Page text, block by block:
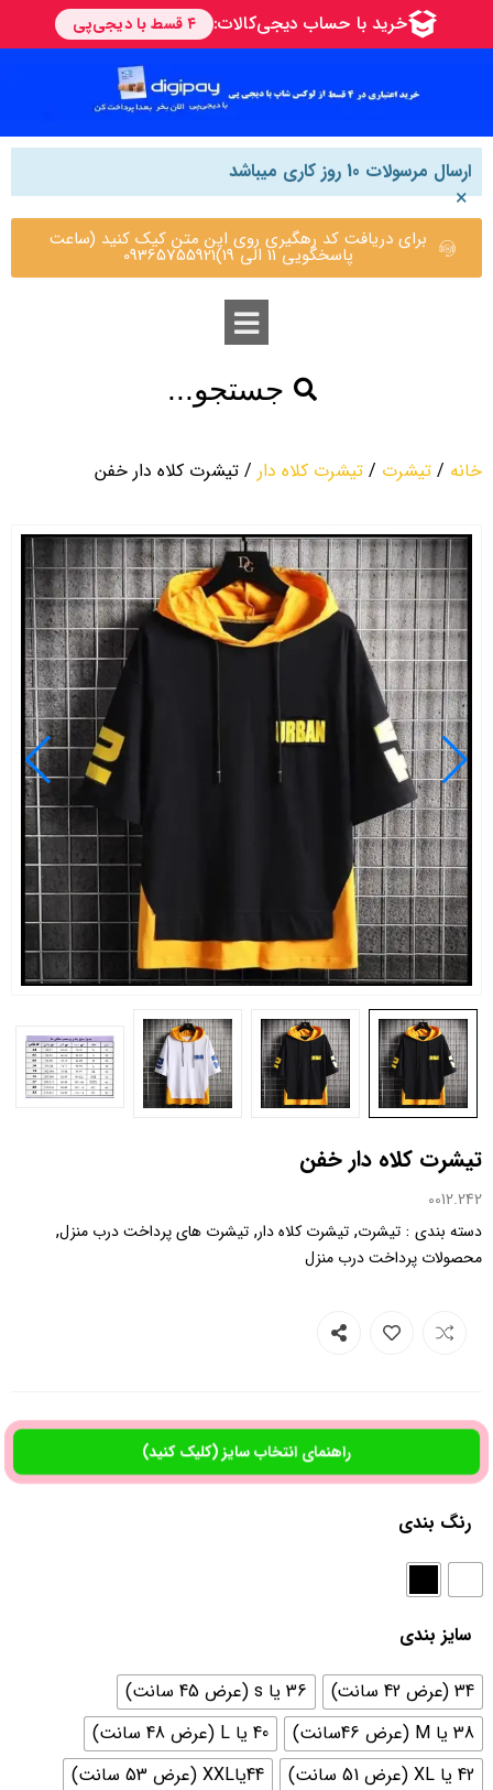
ارسال مرسولات 10 روز کاری میباشد
×
برای دریافت کد رهگیری روی این متن کیک کنید (ساعت
پاسخگویی 11 الی 19)09365755921
جستجو...
خانه / تیشرت / تیشرت کلاه دار / تیشرت کلاه دار خفن
تیشرت کلاه دار خفن
0012.242
دسته بندی : تیشرت, تیشرت کلاه دار, تیشرت های پرداخت درب منزل,
محصولات پرداخت درب منزل
راهنمای انتخاب سایز (کلیک کنید)
رنگ بندی
سایز بندی
34 (عرض 42 سانت)
36 یا s (عرض 45 سانت)
38 یا M (عرض 46سانت)
40 یا L (عرض 48 سانت)
42 یا XL (عرض 51 سانت)
44یاXXL (عرض 53 سانت)